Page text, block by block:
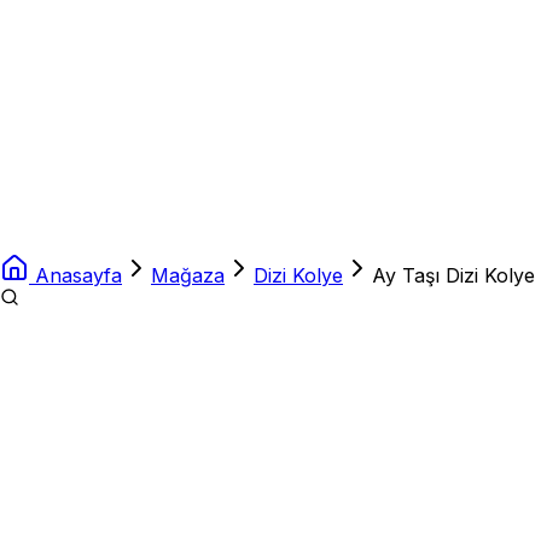
Anasayfa Mağaza Dizi Kolye Ay Taşı Dizi